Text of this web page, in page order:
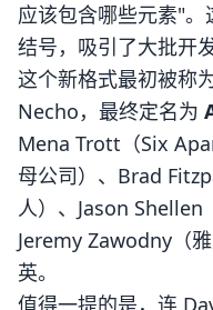
应该包含哪些元素"
结号，吸引了大批开
这个新格式最初被称
Necho，最终定名为
Mena Trott（Six
母公司）、Brad
人）、Jason Shellen
Jeremy Zawodny（
英。